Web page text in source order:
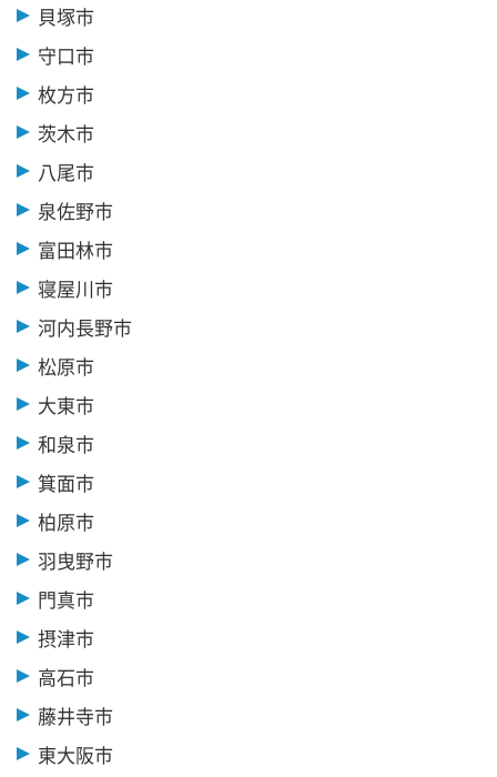
貝塚市
守口市
枚方市
茨木市
八尾市
泉佐野市
富田林市
寝屋川市
河内長野市
松原市
大東市
和泉市
箕面市
柏原市
羽曳野市
門真市
摂津市
高石市
藤井寺市
東大阪市